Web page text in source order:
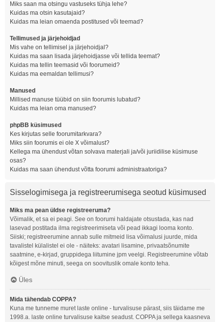
Miks saan ma otsingu vastuseks tühja lehe?
Kuidas ma otsin kasutajaid?
Kuidas ma leian omaenda postitused või teemad?
Tellimused ja järjehoidjad
Mis vahe on tellimisel ja järjehoidjal?
Kuidas ma saan lisada järjehoidjasse või tellida teemat?
Kuidas ma tellin teemasid või foorumeid?
Kuidas ma eemaldan tellimusi?
Manused
Millised manuse tüübid on siin foorumis lubatud?
Kuidas ma leian oma manused?
phpBB küsimused
Kes kirjutas selle foorumitarkvara?
Miks siin foorumis ei ole X võimalust?
Kellega ma ühendust võtan solvava materjali ja/või juriidilise küsimuse
osas?
Kuidas ma saan ühendust võtta foorumi administraatoriga?
Sisselogimisega ja registreerumisega seotud küsimused
Miks ma pean üldse registreeruma?
Võimalik, et sa ei peagi. See on foorumi haldajate otsustada, kas nad
lasevad postitada ilma registreerimiseta või pead ikkagi looma konto.
Siiski; registreerumine annab sulle mitmeid lisa võimalusi juurde, mida
tavalistel külalistel ei ole - näiteks: avatari lisamine, privaatsõnumite
saatmine, e-kirjad, gruppidega liitumine jpm veelgi. Registreerumine võtab
kõigest mõne minuti, seega on soovituslik omale konto teha.
Üles
Mida tähendab COPPA?
Kuna me tunneme muret laste online - turvalisuse pärast, siis täidame me
1998.a. laste online turvalisuse kaitse seadust. COPPA ja sellega kaasneva